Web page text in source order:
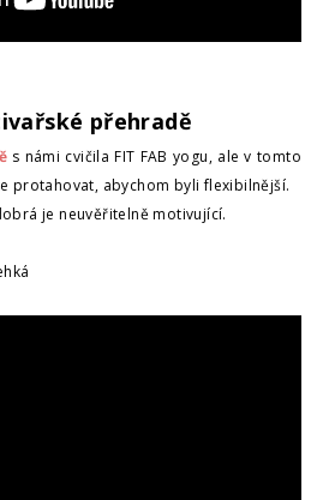
přehradě
s námi cvičila FIT FAB yogu, ale v tomto
protahovat, abychom byli flexibilnější.
je neuvěřitelně motivující.